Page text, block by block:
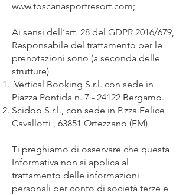
www.toscanasportresort.com;
Ai sensi dell’art. 28 del GDPR 2016/679,
Responsabile del trattamento per le
prenotazioni sono (a seconda delle
strutture)
Vertical Booking S.r.l. con sede in
Piazza Pontida n. 7 - 24122 Bergamo.
Scidoo S.r.l., con sede in P.zza Felice
Cavallotti , 63851 Ortezzano (FM)
Ti preghiamo di osservare che questa
Informativa non si applica al
trattamento delle informazioni
personali per conto di società terze e